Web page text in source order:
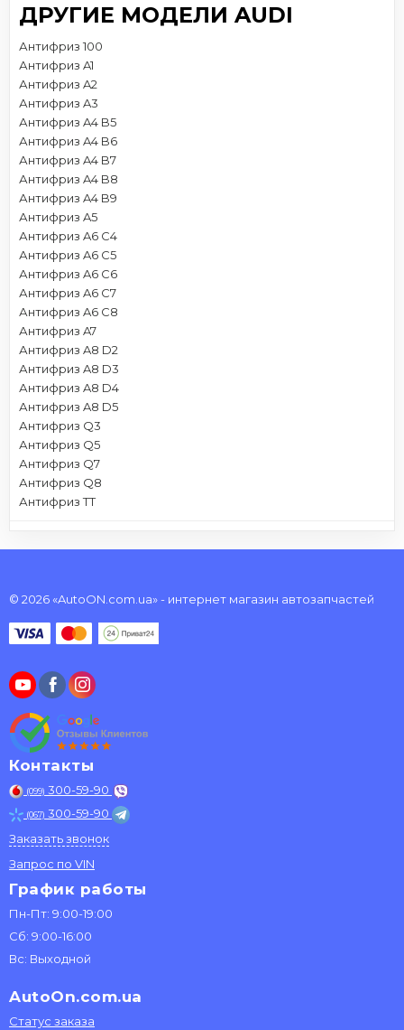
ДРУГИЕ МОДЕЛИ AUDI
Антифриз 100
Антифриз A1
Антифриз A2
Антифриз A3
Антифриз A4 B5
Антифриз A4 B6
Антифриз A4 B7
Антифриз A4 B8
Антифриз A4 B9
Антифриз A5
Антифриз A6 C4
Антифриз A6 C5
Антифриз A6 C6
Антифриз A6 C7
Антифриз A6 C8
Антифриз A7
Антифриз A8 D2
Антифриз A8 D3
Антифриз A8 D4
Антифриз A8 D5
Антифриз Q3
Антифриз Q5
Антифриз Q7
Антифриз Q8
Антифриз TT
© 2026 «AutoON.com.ua» - интернет магазин автозапчастей
Контакты
(099) 300-59-90
(067) 300-59-90
Заказать звонок
Запрос по VIN
График работы
Пн-Пт: 9:00-19:00
Сб: 9:00-16:00
Вс: Выходной
AutoOn.com.ua
Статус заказа